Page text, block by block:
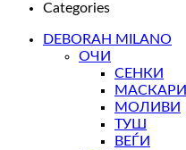
Categories
DEBORAH MILANO
ОЧИ
СЕНКИ
МАСКАРИ
МОЛИВИ
ТУШ
ВЕЃИ